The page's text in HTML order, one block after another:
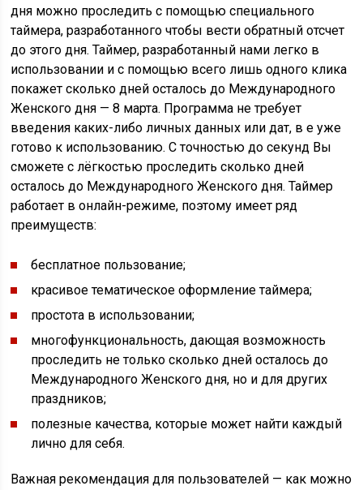
дня можно проследить с помощью специального
таймера, разработанного чтобы вести обратный отсчет
до этого дня. Таймер, разработанный нами легко в
использовании и с помощью всего лишь одного клика
покажет сколько дней осталось до Международного
Женского дня — 8 марта. Программа не требует
введения каких-либо личных данных или дат, в е уже
готово к использованию. С точностью до секунд Вы
сможете с лёгкостью проследить сколько дней
осталось до Международного Женского дня. Таймер
работает в онлайн-режиме, поэтому имеет ряд
преимуществ:
бесплатное пользование;
красивое тематическое оформление таймера;
простота в использовании;
многофункциональность, дающая возможность
проследить не только сколько дней осталось до
Международного Женского дня, но и для других
праздников;
полезные качества, которые может найти каждый
лично для себя.
Важная рекомендация для пользователей — как можно